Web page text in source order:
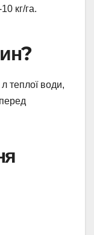
кг/га.
теплої води,